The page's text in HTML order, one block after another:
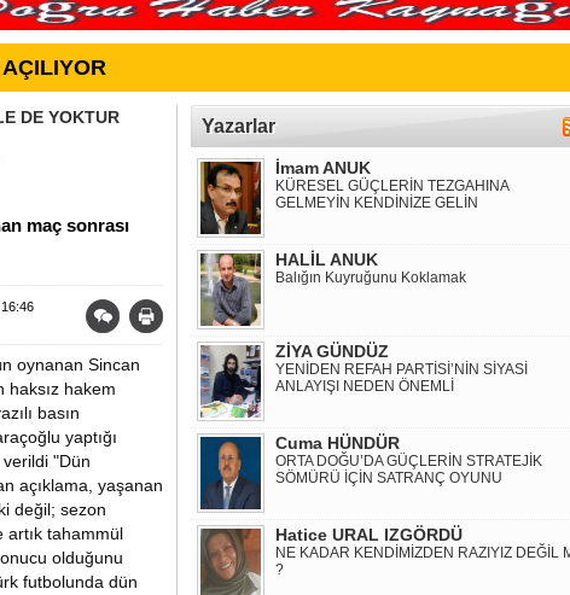
DE YOKTUR
maç sonrası
oynanan Sincan
haksız hakem
basın
yaptığı
"Dün
açıklama, yaşanan
değil; sezon
artık tahammül
olduğunu
futbolunda dün
Yazarlar
İmam ANUK
KÜRESEL GÜÇLERİN TEZGAHINA
GELMEYİN KENDİNİZE GELİN
HALİL ANUK
Balığın Kuyruğunu Koklamak
ZİYA GÜNDÜZ
YENİDEN REFAH PARTİSİ’NİN SİYASİ
ANLAYIŞI NEDEN ÖNEMLİ
Cuma HÜNDÜR
ORTA DOĞU’DA GÜÇLERİN STRATEJİK
SÖMÜRÜ İÇİN SATRANÇ OYUNU
Hatice URAL IZGÖRDÜ
NE KADAR KENDİMİZDEN RAZIYIZ DEĞİL
?